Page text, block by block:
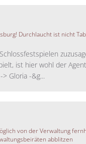
Durchlaucht ist nicht
ist hier wohl der
Gloria -&g...
von der Verwaltung
abblitzen